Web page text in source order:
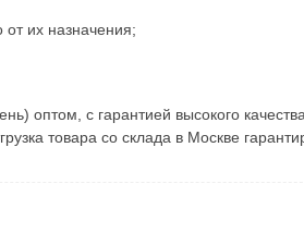
их назначения;
оптом, с гарантией высокого
товара со склада в Москве